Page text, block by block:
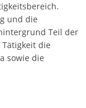
und die
Teil der
die
sowie die